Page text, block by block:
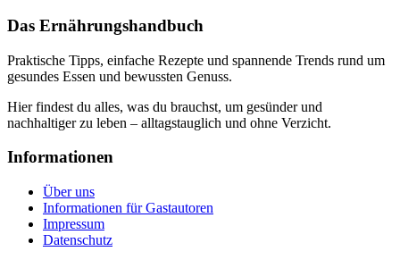
Das Ernährungshandbuch
Praktische Tipps, einfache Rezepte und spannende Trends rund um
gesundes Essen und bewussten Genuss.
Hier findest du alles, was du brauchst, um gesünder und
nachhaltiger zu leben – alltagstauglich und ohne Verzicht.
Informationen
Über uns
Informationen für Gastautoren
Impressum
Datenschutz